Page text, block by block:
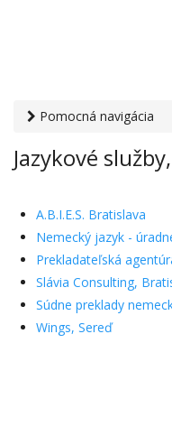
Pomocná navigácia
tlmočenie
Jazykové
A.B.I.E.S. Bratislava
Nemecký jazyk -
Prekladateľská
Slávia Consulting,
Súdne preklady
Wings, Sereď